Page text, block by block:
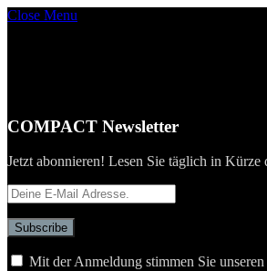
Close Menu
COMPACT Newsletter
Jetzt abonnieren! Lesen Sie täglich in Kürze
Mit der Anmeldung stimmen Sie